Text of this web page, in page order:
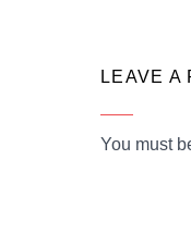
LEAVE A
You must